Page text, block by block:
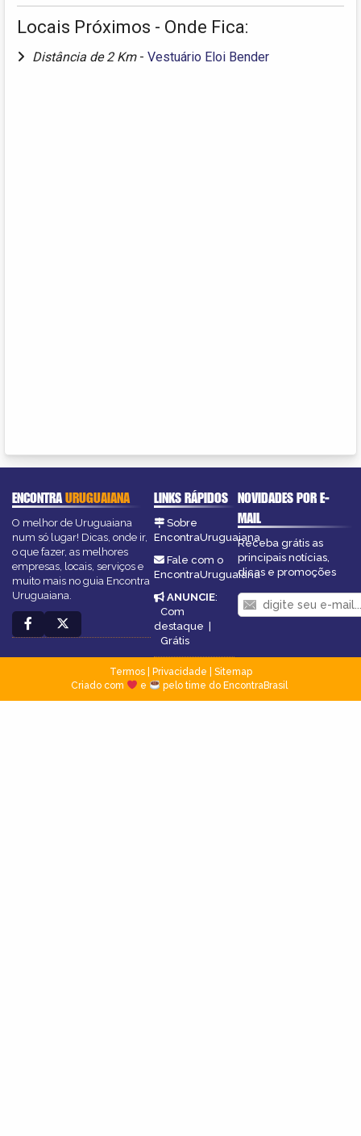
Locais Próximos - Onde Fica:
Distância de 2 Km - Vestuário Eloi Bender
ENCONTRAURUGUAIANA
O melhor de Uruguaiana
num só lugar! Dicas, onde ir,
o que fazer, as melhores
empresas, locais, serviços e
muito mais no guia Encontra
Uruguaiana.
LINKS RÁPIDOS
Sobre
EncontraUruguaiana
Fale com o
EncontraUruguaiana
ANUNCIE:
Com
destaque
Grátis
NOVIDADES POR E-
MAIL
Receba grátis as
principais notícias,
dicas e promoções
Termos| Privacidade
Sitemap
Criado com
e pelo time do EncontraBrasil